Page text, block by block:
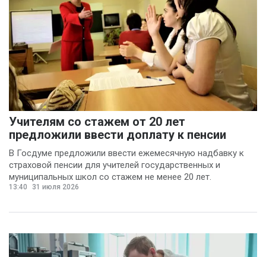
Учителям со стажем от 20 лет
предложили ввести доплату к пенсии
В Госдуме предложили ввести ежемесячную надбавку к
страховой пенсии для учителей государственных и
муниципальных школ со стажем не менее 20 лет.
13:40 31 июля 2026